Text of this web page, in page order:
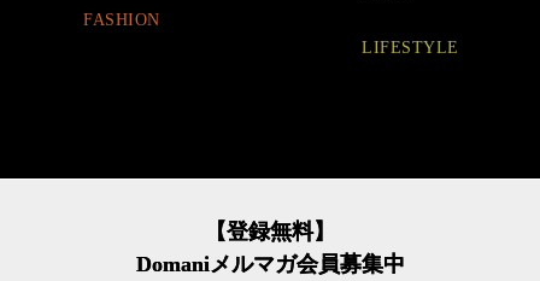
【登録無料】
Domaniメルマガ会員募集中